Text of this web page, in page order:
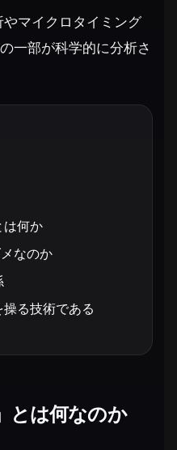
マイクロタイミング
一部が科学的に分析さ
は何か
なのか
る技術である
とは何なのか